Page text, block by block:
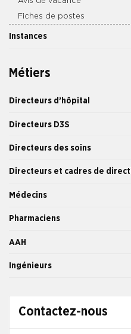
Fiches de postes
Instances
Métiers
Directeurs d’hôpital
Directeurs D3S
Directeurs des soins
Directeurs et cadres de
Médecins
Pharmaciens
AAH
Ingénieurs
Contactez-nous